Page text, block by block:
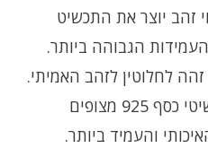
הגבוהה ביותר.
לחלוטין לזהב האמיתי.
מצופים